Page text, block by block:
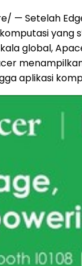
— Setelah
yang
global,
aplikasi